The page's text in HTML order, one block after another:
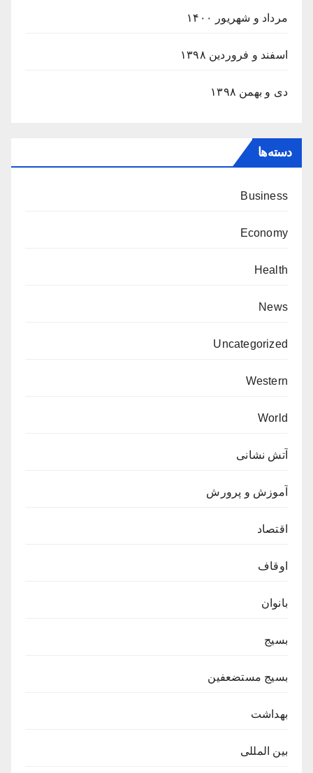
مرداد و شهریور ۱۴۰۰
اسفند و فروردین ۱۳۹۸
دی و بهمن ۱۳۹۸
دسته‌ها
Business
Economy
Health
News
Uncategorized
Western
World
آتش نشانی
آموزش و پرورش
اقتصاد
اوقاف
بانوان
بسیج
بسیج مستضعفین
بهداشت
بین المللی